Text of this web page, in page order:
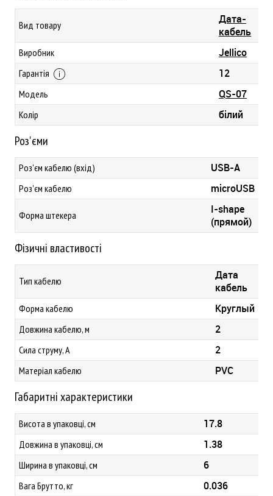
Вид товару
Дата-
кабель
Виробник Jellico
Гарантія 12
Модель QS-07
Колір білий
Роз'єми
Роз'єм кабелю (вхід) USB-A
Роз'єм кабелю microUSB
Форма штекера
I-shape
(прямой)
Фізичні властивості
Тип кабелю
Дата
кабель
Форма кабелю Круглый
Довжина кабелю, м 2
Сила струму, А 2
Матеріал кабелю PVC
Габаритні характеристики
Висота в упаковці, см 17.8
Довжина в упаковці, см 1.38
Ширина в упаковці, см 6
Вага Брутто, кг 0.036